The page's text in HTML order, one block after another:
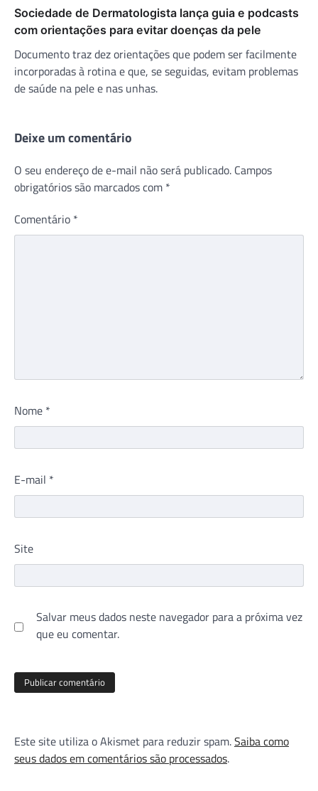
Sociedade de Dermatologista lança guia e podcasts
com orientações para evitar doenças da pele
Documento traz dez orientações que podem ser facilmente
incorporadas à rotina e que, se seguidas, evitam problemas
de saúde na pele e nas unhas.
Deixe um comentário
O seu endereço de e-mail não será publicado. Campos
obrigatórios são marcados com *
Comentário *
Nome *
E-mail *
Site
Salvar meus dados neste navegador para a próxima vez
que eu comentar.
Este site utiliza o Akismet para reduzir spam.Saiba como
seus dados em comentários são processados.